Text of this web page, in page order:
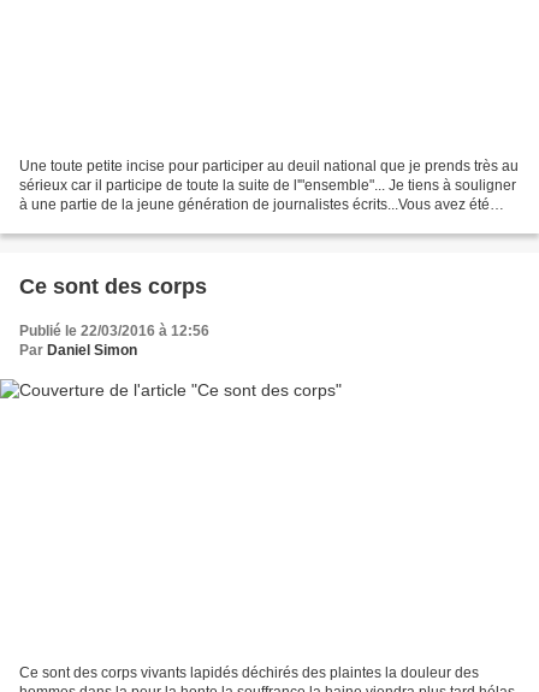
Une toute petite incise pour participer au deuil national que je prends très au
sérieux car il participe de toute la suite de l'"ensemble"... Je tiens à souligner
à une partie de la jeune génération de journalistes écrits...Vous avez été
Ce sont des corps
Publié le 22/03/2016 à 12:56
Par Daniel Simon
Ce sont des corps vivants lapidés déchirés des plaintes la douleur des